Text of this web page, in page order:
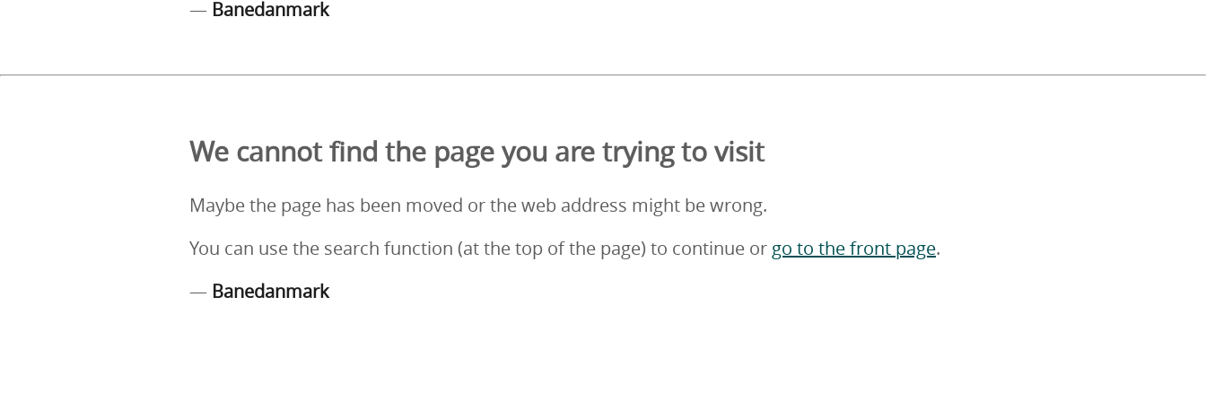
— Banedanmark
We cannot find the page you are trying to visit
Maybe the page has been moved or the web address might be wrong.
You can use the search function (at the top of the page) to continue or go to the front page.
— Banedanmark